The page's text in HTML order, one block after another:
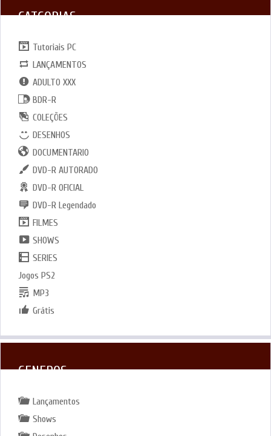
CATGORIAS
Tutoriais PC
LANÇAMENTOS
ADULTO XXX
BDR-R
COLEÇÕES
DESENHOS
DOCUMENTARIO
DVD-R AUTORADO
DVD-R OFICIAL
DVD-R Legendado
FILMES
SHOWS
SERIES
Jogos PS2
MP3
Grátis
GENEROS
Lançamentos
Shows